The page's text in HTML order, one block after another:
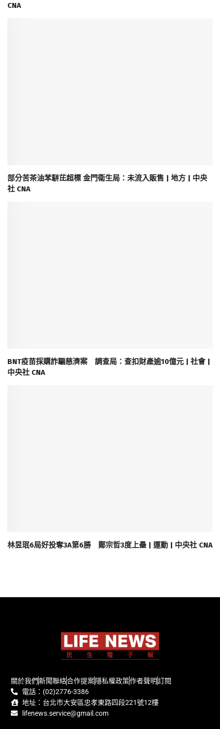
CNA
部分苦茶油苯駢芘超標 金門衛生局：未流入販售 | 地方 | 中央
社 CNA
BNT疫苗採購詐騙慈濟案 調查局：查扣財產逾10億元 | 社會 |
中央社 CNA
林昱珉6局好投奪3A第6勝 鄭宗哲3度上壘 | 運動 | 中央社 CNA
關於我們新聞聯絡合作提案隱私權政策作者聲明訂閱
電話：(02)2776-3386
地址：台北市大安區忠孝東路四段221號12樓
lifenews.service@gmail.com